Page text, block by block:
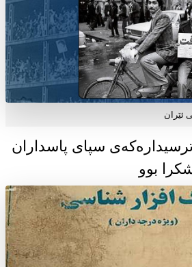
ئێران
سپای پاسداران
بوو